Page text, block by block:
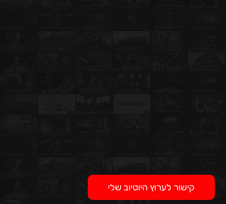
קישור לערוץ היוטיוב שלי